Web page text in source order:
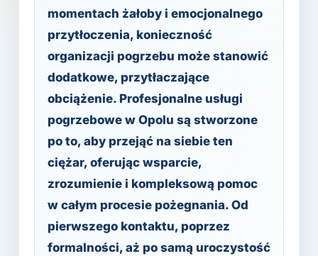
momentach żałoby i emocjonalnego
przytłoczenia, konieczność
organizacji pogrzebu może stanowić
dodatkowe, przytłaczające
obciążenie. Profesjonalne usługi
pogrzebowe w Opolu są stworzone
po to, aby przejąć na siebie ten
ciężar, oferując wsparcie,
zrozumienie i kompleksową pomoc
w całym procesie pożegnania. Od
pierwszego kontaktu, poprzez
formalności, aż po samą uroczystość